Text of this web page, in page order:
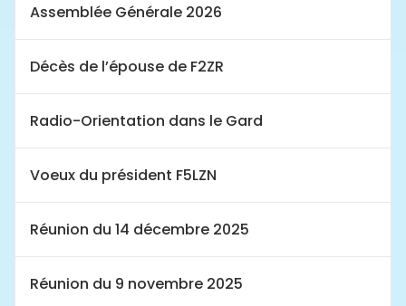
Assemblée Générale 2026
Décès de l’épouse de F2ZR
Radio-Orientation dans le Gard
Voeux du président F5LZN
Réunion du 14 décembre 2025
Réunion du 9 novembre 2025